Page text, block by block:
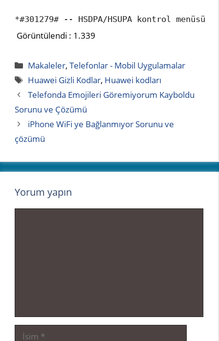
*#301279# -- HSDPA/HSUPA kontrol menüsü
Görüntülendi : 1.339
Kategoriler
Makaleler,Telefonlar - Mobil Uygulamalar
Etiketler
Huawei Gizli Kodlar, Huawei kodları
Telefonda Emojileri Göremiyorum Kayboldu
Sorunu ve Çözümü
iPhone WiFi ye Bağlanmıyor Sorunu ve
çözümü
Yorum yapın
İsim